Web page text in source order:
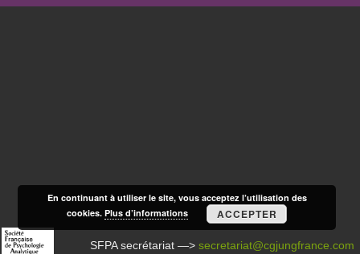
SFPA secrétariat —>secretariat@cgjungfrance.com
En continuant à utiliser le site, vous acceptez l’utilisation des
cookies.Plus d’informations ACCEPTER